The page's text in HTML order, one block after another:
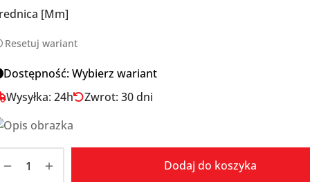
[mm]
Resetuj wariant
Dostępność: Wybierz wariant
Wysyłka: 24h
Zwrot: 30 dni
Dodaj do koszyka